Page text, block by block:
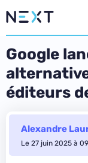
Google
éditeurs
Alexandre
Le 27 juin 2025 à